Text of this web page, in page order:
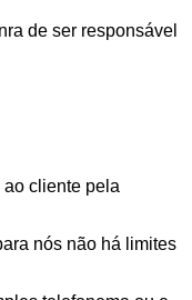
de ser responsável
cliente pela
nós não há limites